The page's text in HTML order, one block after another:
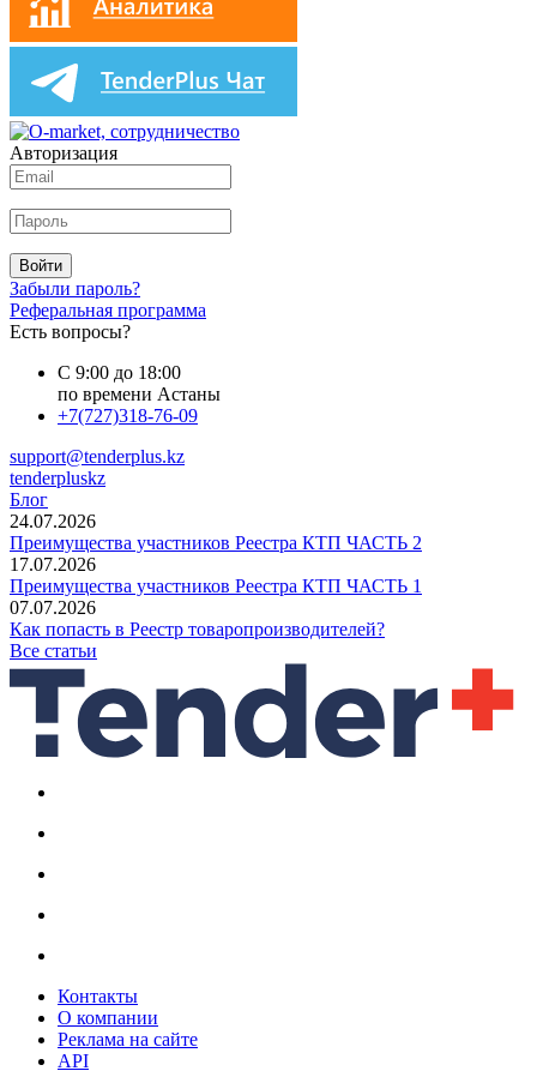
Авторизация
Войти
Забыли пароль?
Реферальная программа
Есть вопросы?
С 9:00 до 18:00
по времени Астаны
+7(727)318-76-09
support@tenderplus.kz
tenderpluskz
Блог
24.07.2026
Преимущества участников Реестра КТП ЧАСТЬ 2
17.07.2026
Преимущества участников Реестра КТП ЧАСТЬ 1
07.07.2026
Как попасть в Реестр товаропроизводителей?
Все статьи
Контакты
О компании
Реклама на сайте
API